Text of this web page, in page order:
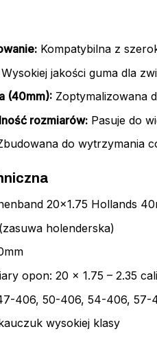
Kompatybilna z
jakości guma dla
(40mm):Zoptymalizowana
rozmiarów:Pasuje do
do wytrzymania
20×1.75 Hollands
holenderska)
opon: 20 x 1.75 – 2.35 cali
406, 50-406, 54-406, 57-
wysokiej klasy